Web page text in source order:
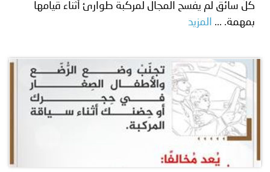
كلُّ سائق لم يفسح المجال لمركبة طوارئ أثناء قيامها
بمهمة. ...
المزيد